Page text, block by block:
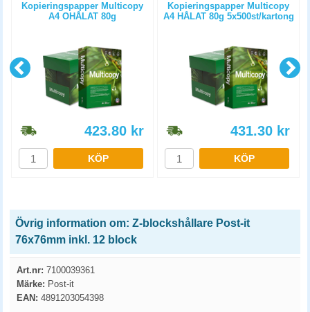
Kopieringspapper Multicopy
A4 OHÅLAT 80g
423.80 kr
KÖP
Kopieringspapper Multicopy
A4 HÅLAT 80g 5x500st/kartong
431.30 kr
KÖP
Övrig information om: Z-blockshållare Post-it
76x76mm inkl. 12 block
Art.nr: 7100039361
Märke: Post-it
EAN: 4891203054398